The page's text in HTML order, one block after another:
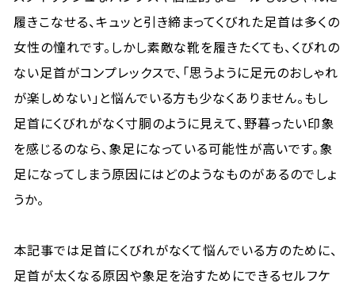
履きこなせる、キュッと引き締まってくびれた足首は多くの
女性の憧れです。しかし素敵な靴を履きたくても、くびれの
ない足首がコンプレックスで、「思うように足元のおしゃれ
が楽しめない」と悩んでいる方も少なくありません。もし
足首にくびれがなく寸胴のように見えて、野暮ったい印象
を感じるのなら、象足になっている可能性が高いです。象
足になってしまう原因にはどのようなものがあるのでしょ
うか。
本記事では足首にくびれがなくて悩んでいる方のために、
足首が太くなる原因や象足を治すためにできるセルフケ